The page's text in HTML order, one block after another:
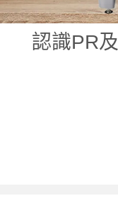
認識PR